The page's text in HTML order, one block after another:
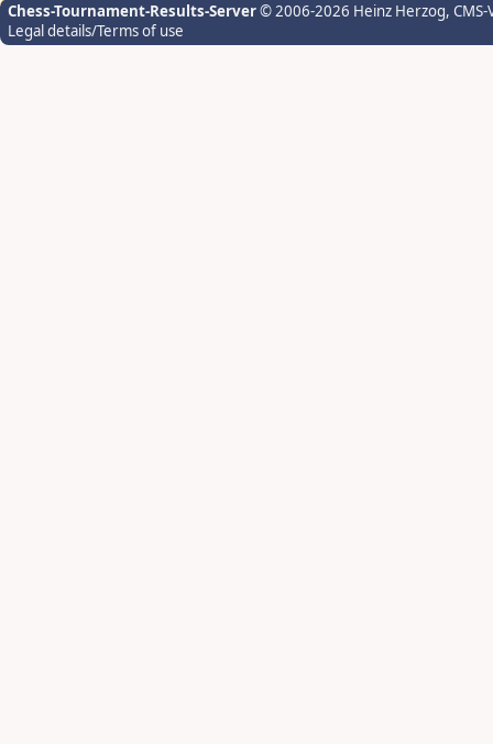
Chess-Tournament-Results-Server© 2006-2026 Heinz Herzog,
Legal details/Terms of use